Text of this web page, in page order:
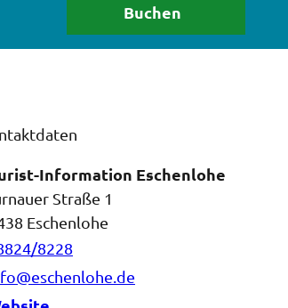
Buchen
Information Eschenlohe
Straße 1
Eschenlohe
8228